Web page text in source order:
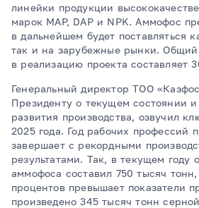
линейки продукции
марок MAP, DAP и NPK. Аммофос
в дальнейшем будет поставляться
так и на зарубежные рынки.
в реализацию проекта составляет
Генеральный директор ТОО
Президенту о текущем состоянии и
развития производства, озвучил
2025 года. Год рабочих профессий
завершает с рекордными
результатами. Так, в текущем году
аммофоса составил 750 тысяч
процентов превышает показатели
произведено 345 тысяч тонн